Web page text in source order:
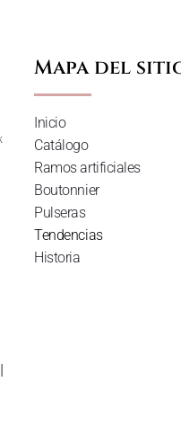
Mapa del
Inicio
Catálogo
Ramos artificiales
Boutonnier
Pulseras
Tendencias
Historia